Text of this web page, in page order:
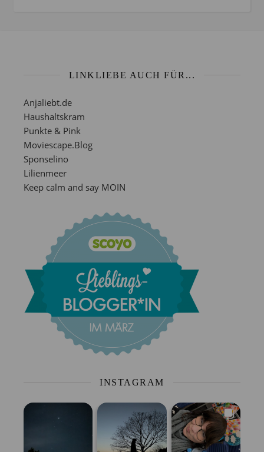
LINKLIEBE AUCH FÜR...
Anjaliebt.de
Haushaltskram
Punkte & Pink
Moviescape.Blog
Sponselino
Lilienmeer
Keep calm and say MOIN
INSTAGRAM